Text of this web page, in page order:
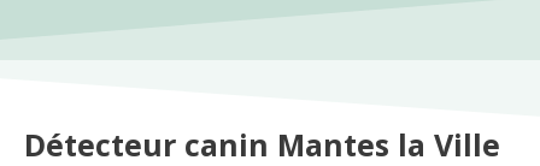
Détecteur canin Mantes la Ville